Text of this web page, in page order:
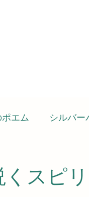
エム シルバー
スピ